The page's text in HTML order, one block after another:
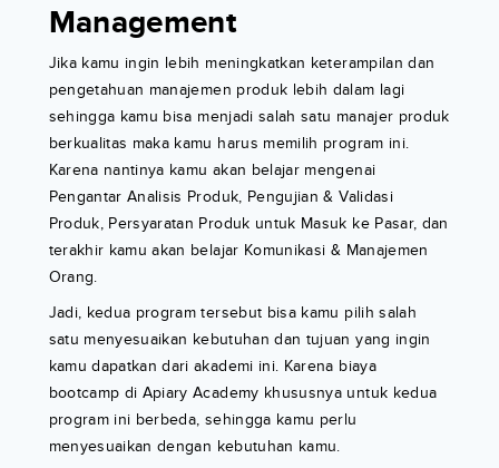
Management
Jika kamu ingin lebih meningkatkan keterampilan dan
pengetahuan manajemen produk lebih dalam lagi
sehingga kamu bisa menjadi salah satu manajer produk
berkualitas maka kamu harus memilih program ini.
Karena nantinya kamu akan belajar mengenai
Pengantar Analisis Produk, Pengujian & Validasi
Produk, Persyaratan Produk untuk Masuk ke Pasar, dan
terakhir kamu akan belajar Komunikasi & Manajemen
Orang.
Jadi, kedua program tersebut bisa kamu pilih salah
satu menyesuaikan kebutuhan dan tujuan yang ingin
kamu dapatkan dari akademi ini. Karena biaya
bootcamp di Apiary Academy khususnya untuk kedua
program ini berbeda, sehingga kamu perlu
menyesuaikan dengan kebutuhan kamu.